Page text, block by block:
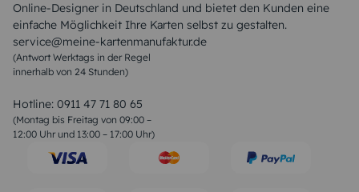
Online-Designer in Deutschland und bietet den Kunden eine
einfache Möglichkeit Ihre Karten selbst zu gestalten.
service@meine-kartenmanufaktur.de
(Antwort Werktags in der Regel
innerhalb von 24 Stunden)
Hotline: 0911 47 71 80 65
(Montag bis Freitag von 09:00 –
12:00 Uhr und 13:00 – 17:00 Uhr)
Sommer Sprüche
Muttertagssprüche
Sprüche zur Hochzeit
Sprüche zur Konfirmation & Kommunion
Weihnachtsgedichte
Liebessprüche
Geburtstagssprüche
Trauersprüche
Konfirmation Glückwünsche